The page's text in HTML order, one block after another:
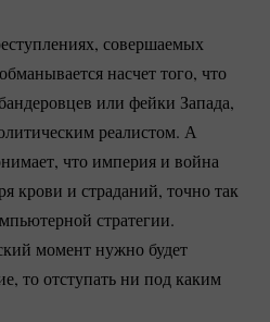
совершаемых
насчет того, что
или фейки Запада,
реалистом. А
что империя и война
крови и страданий, точно так
стратегии.
момент нужно будет
то отступать ни под каким